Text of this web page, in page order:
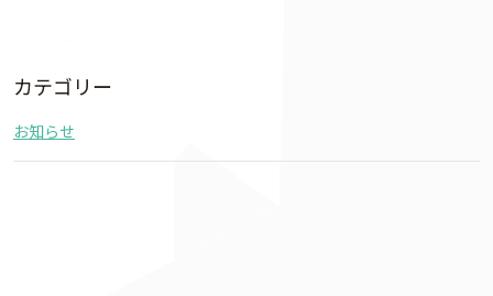
カテゴリー
お知らせ